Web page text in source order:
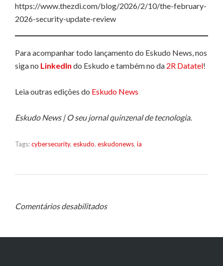
https://www.thezdi.com/blog/2026/2/10/the-february-
2026-security-update-review
Para acompanhar todo lançamento do Eskudo News, nos
siga no LinkedIn do Eskudo e também no da 2R Datatel!
Leia outras edições do Eskudo News
Eskudo News | O seu jornal quinzenal de tecnologia.
Tags:cybersecurity, eskudo, eskudonews, ia
Comentários desabilitados